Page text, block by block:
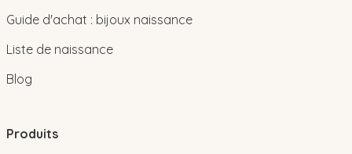
Guide d'achat : bijoux naissance
Liste de naissance
Blog
Produits